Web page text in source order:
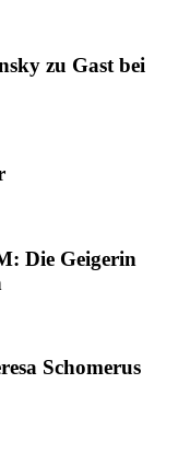
zu Gast bei
Die Geigerin
Schomerus